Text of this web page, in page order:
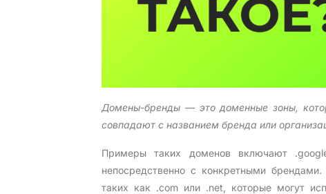
Домены-бренды — это доменные зоны,
совпадают с названием бренда или
Примеры таких доменов включают
непосредственно с конкретными
таких как .com или .net, которые могут